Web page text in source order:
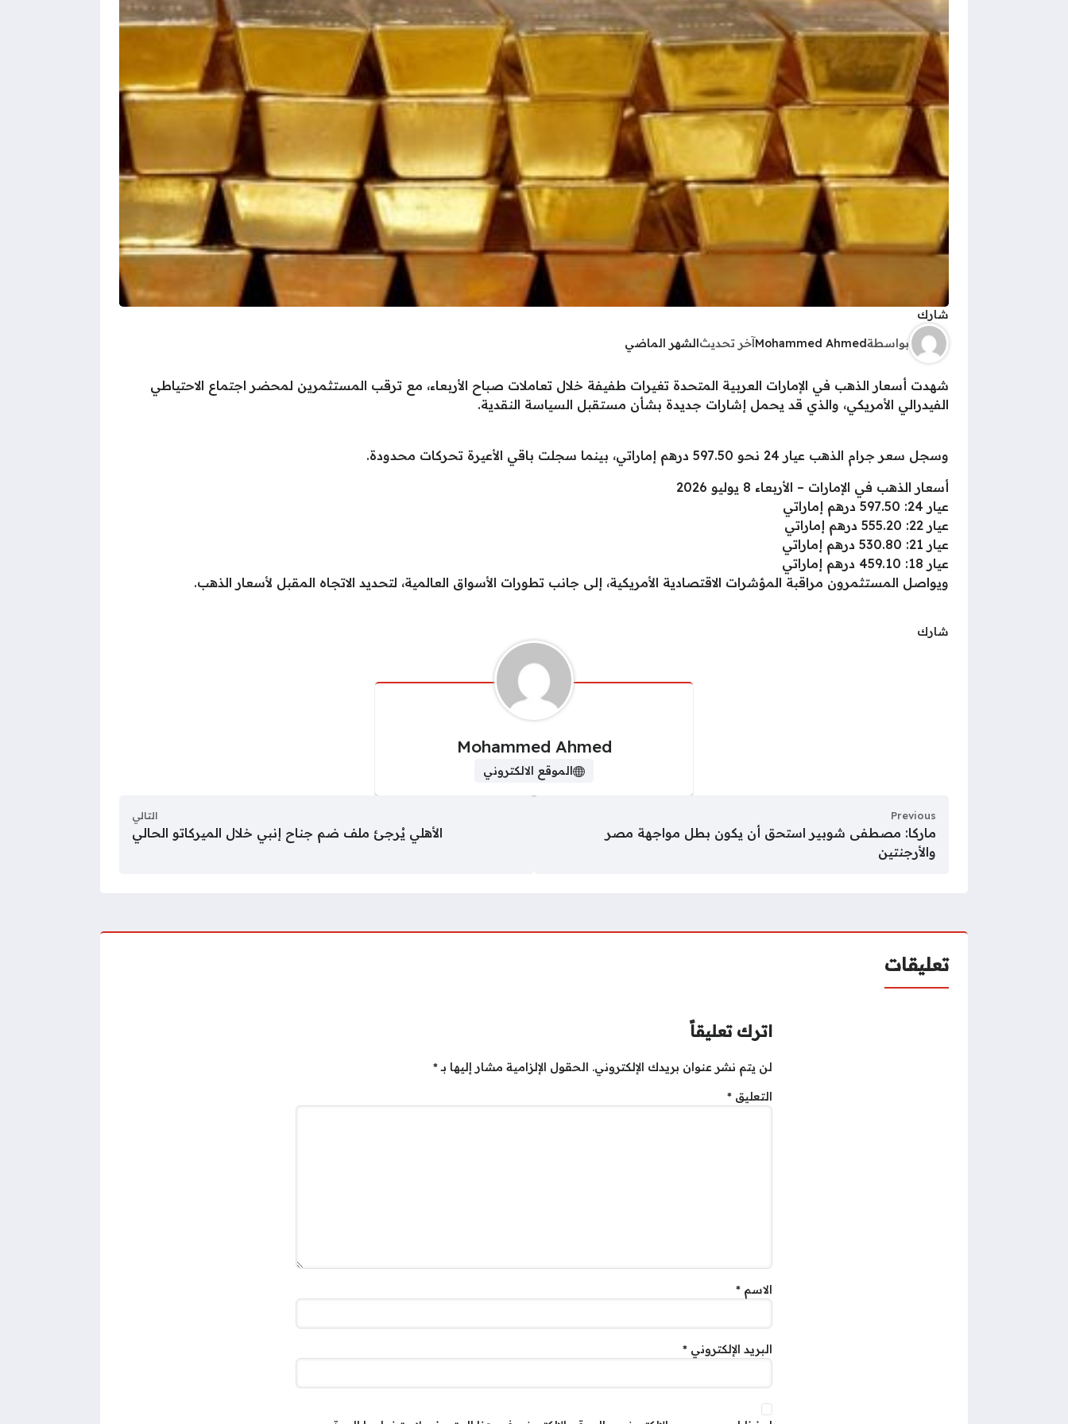
شارك
بواسطةMohammed Ahmedآخر تحديثالشهر الماضي
شهدت أسعار الذهب في الإمارات العربية المتحدة تغيرات طفيفة خلال تعاملات صباح الأربعاء، مع ترقب المستثمرين لمحضر اجتماع الاحتياطي
الفيدرالي الأمريكي، والذي قد يحمل إشارات جديدة بشأن مستقبل السياسة النقدية.
وسجل سعر جرام الذهب عيار 24 نحو 597.50 درهم إماراتي، بينما سجلت باقي الأعيرة تحركات محدودة.
أسعار الذهب في الإمارات – الأربعاء 8 يوليو 2026
عيار 24: 597.50 درهم إماراتي
عيار 22: 555.20 درهم إماراتي
عيار 21: 530.80 درهم إماراتي
عيار 18: 459.10 درهم إماراتي
ويواصل المستثمرون مراقبة المؤشرات الاقتصادية الأمريكية، إلى جانب تطورات الأسواق العالمية، لتحديد الاتجاه المقبل لأسعار الذهب.
شارك
Mohammed Ahmed
الموقع الالكتروني
Previous
ماركا: مصطفى شوبير استحق أن يكون بطل مواجهة مصر
والأرجنتين
التالي
الأهلي يُرجئ ملف ضم جناح إنبي خلال الميركاتو الحالي
تعليقات
اترك تعليقاً
لن يتم نشر عنوان بريدك الإلكتروني. الحقول الإلزامية مشار إليها بـ*
التعليق *
الاسم *
البريد الإلكتروني *